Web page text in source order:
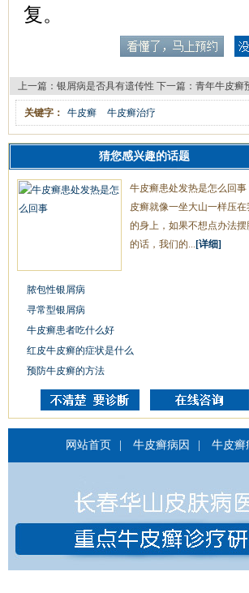
复。
上一篇： 银屑病是否具有遗传性 下一篇： 青年牛皮癣
关键字： 牛皮癣 牛皮癣治疗
猜您感兴趣的话题
牛皮癣患处发热是怎么回事
皮癣就像一坐大山一样压在
的身上，如果不想点办法摆
的话，我们的... [详细]
脓包性银屑病
寻常型银屑病
牛皮癣患者吃什么好
红皮牛皮癣的症状是什么
预防牛皮癣的方法
网站首页 牛皮癣病因 牛皮癣